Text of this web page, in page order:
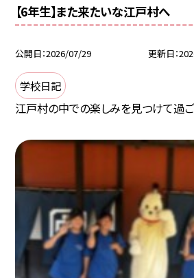
【6年生】また来たいな江戸村へ
公開日 2026/07/29 更新日
学校日記
江戸村の中での楽しみを見つけて過ご